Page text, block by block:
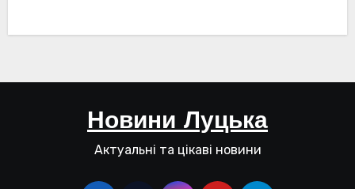
Новини Луцька
Актуальні та цікаві новини